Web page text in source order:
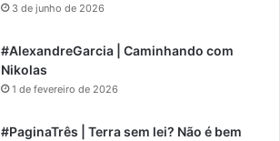
3 de junho de 2026
#AlexandreGarcia | Caminhando com
Nikolas
1 de fevereiro de 2026
#PaginaTrês | Terra sem lei? Não é bem